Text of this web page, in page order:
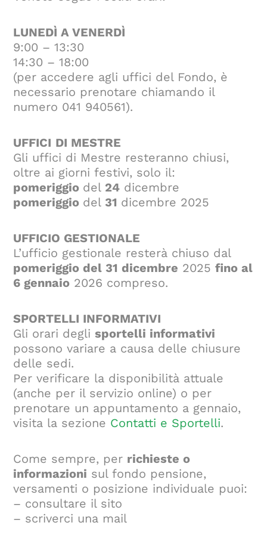
LUNEDÌ A VENERDÌ
9:00 – 13:30
14:30 – 18:00
(per accedere agli uffici del Fondo, è
necessario prenotare chiamando il
numero 041 940561).
UFFICI DI MESTRE
Gli uffici di Mestre resteranno chiusi,
oltre ai giorni festivi, solo il:
pomeriggio del 24 dicembre
pomeriggio del 31 dicembre 2025
UFFICIO GESTIONALE
L’ufficio gestionale resterà chiuso dal
pomeriggio del 31 dicembre 2025fino al
6 gennaio 2026 compreso.
SPORTELLI INFORMATIVI
Gli orari deglisportelli informativi
possono variare a causa delle chiusure
delle sedi.
Per verificare la disponibilità attuale
(anche per il servizio online) o per
prenotare un appuntamento a gennaio,
visita la sezione Contatti e Sportelli.
Come sempre, per richieste o
informazioni sul fondo pensione,
versamenti o posizione individuale puoi:
– consultare il sito
– scriverci una mail